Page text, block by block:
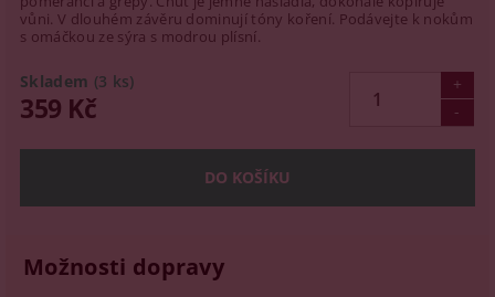
vůni. V dlouhém závěru dominují tóny koření. Podávejte k nokům
s omáčkou ze sýra s modrou plísní.
Skladem (3 ks)
359 Kč
Možnosti dopravy